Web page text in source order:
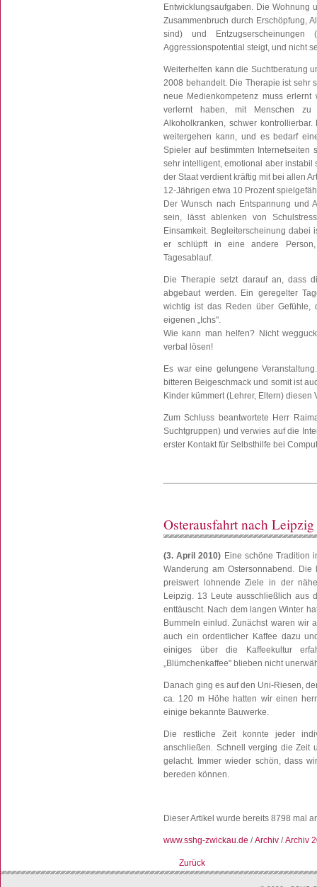
Entwicklungsaufgaben. Die Wohnung
Zusammenbruch durch Erschöpfung,
sind) und Entzugserscheinungen
Aggressionspotential steigt, und nicht
Weiterhelfen kann die Suchtberatung
2008 behandelt. Die Therapie ist sehr
neue Medienkompetenz muss
verlernt haben, mit Menschen
Alkoholkranken, schwer
weitergehen kann, und es bedarf
Spieler auf bestimmten
sehr intelligent, emotional aber instabil
der Staat verdient kräftig mit bei allen
12-Jährigen etwa 10 Prozent
Der Wunsch nach Entspannung und
sein, lässt ablenken von
Einsamkeit. Begleiterscheinung dabei
er schlüpft in eine andere
Tagesablauf.
Die Therapie setzt darauf an, dass
abgebaut werden. Ein geregelter
wichtig ist das Reden über
eigenen „Ichs".
Wie kann man helfen? Nicht
verbal lösen!
Es war eine gelungene
bitteren Beigeschmack und somit ist
Kinder kümmert (Lehrer, Eltern) diesen
Zum Schluss beantwortete Herr
Suchtgruppen) und verwies auf die
erster Kontakt für Selbsthilfe bei
Osterausfahrt nach Leipzig
(3. April 2010) Eine schöne Tradition
Wanderung am Ostersonnabend.
preiswert lohnende Ziele in der
Leipzig. 13 Leute ausschließlich aus
enttäuscht. Nach dem langen Winter
Bummeln einlud. Zunächst waren wir
auch ein ordentlicher Kaffee dazu
einiges über die Kaffeekultur
„Blümchenkaffee" blieben nicht
Danach ging es auf den Uni-Riesen,
ca. 120 m Höhe hatten wir einen
einige bekannte Bauwerke.
Die restliche Zeit konnte jeder
anschließen. Schnell verging die Zeit
gelacht. Immer wieder schön, dass
bereden können.
Dieser Artikel wurde bereits 8798 mal
www.sshg-zwickau.de /Archiv /Archiv
Zurück